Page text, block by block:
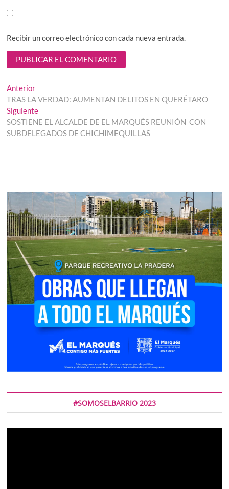
Recibir un correo electrónico con cada nueva entrada.
Navegación
de
entradas
AnteriorEntrada
anterior:
TRAS LA VERDAD: AUMENTAN DELITOS EN QUERÉTARO
SiguienteEntrada
siguiente:
SOSTIENE EL ALCALDE DE EL MARQUÉS REUNIÓN CON
SUBDELEGADOS DE CHICHIMEQUILLAS
#SOMOSELBARRIO 2023